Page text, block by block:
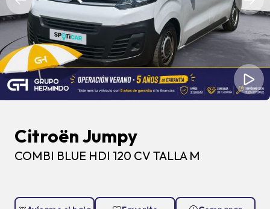
Citroën Jumpy
COMBI BLUE HDI 120 CV TALLA M